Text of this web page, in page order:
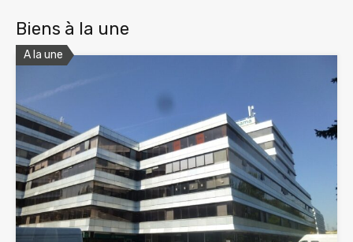
Biens à la une
A la une